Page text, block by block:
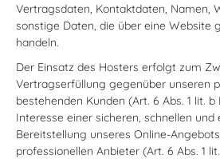
Vertragsdaten, Kontaktdaten, Namen,
sonstige Daten, die über eine Website
handeln.
Der Einsatz des Hosters erfolgt zum
Vertragserfüllung gegenüber unseren
bestehenden Kunden (Art. 6 Abs. 1 lit. b
Interesse einer sicheren, schnellen und
Bereitstellung unseres Online-
professionellen Anbieter (Art. 6 Abs. 1